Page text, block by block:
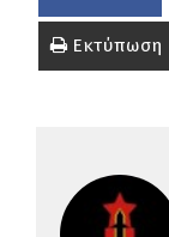
Εκτύπωση